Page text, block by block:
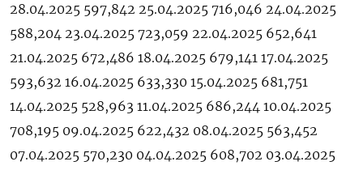
28.04.2025 597,842 25.04.2025 716,046 24.04.2025
588,204 23.04.2025 723,059 22.04.2025 652,641
21.04.2025 672,486 18.04.2025 679,141 17.04.2025
593,632 16.04.2025 633,330 15.04.2025 681,751
14.04.2025 528,963 11.04.2025 686,244 10.04.2025
708,195 09.04.2025 622,432 08.04.2025 563,452
07.04.2025 570,230 04.04.2025 608,702 03.04.2025